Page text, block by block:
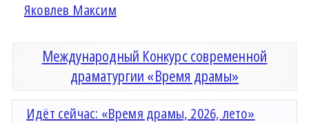
Яковлев Максим
Международный Конкурс современной
драматургии «Время драмы»
Идёт сейчас: «Время драмы, 2026, лето»